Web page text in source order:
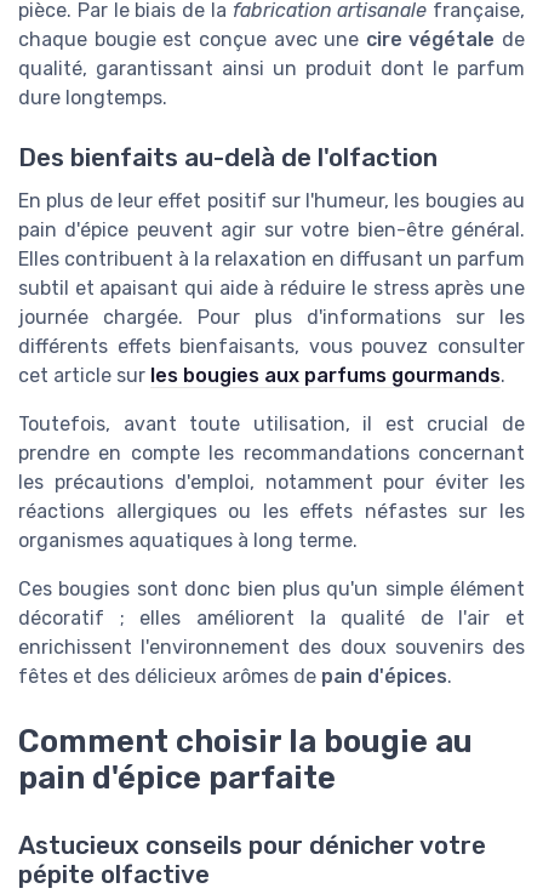
pièce. Par le biais de la fabrication artisanale française,
chaque bougie est conçue avec une cire végétale de
qualité, garantissant ainsi un produit dont le parfum
dure longtemps.
Des bienfaits au-delà de l'olfaction
En plus de leur effet positif sur l'humeur, les bougies au
pain d'épice peuvent agir sur votre bien-être général.
Elles contribuent à la relaxation en diffusant un parfum
subtil et apaisant qui aide à réduire le stress après une
journée chargée. Pour plus d'informations sur les
différents effets bienfaisants, vous pouvez consulter
cet article sur les bougies aux parfums gourmands.
Toutefois, avant toute utilisation, il est crucial de
prendre en compte les recommandations concernant
les précautions d'emploi, notamment pour éviter les
réactions allergiques ou les effets néfastes sur les
organismes aquatiques à long terme.
Ces bougies sont donc bien plus qu'un simple élément
décoratif ; elles améliorent la qualité de l'air et
enrichissent l'environnement des doux souvenirs des
fêtes et des délicieux arômes de pain d'épices.
Comment choisir la bougie au
pain d'épice parfaite
Astucieux conseils pour dénicher votre
pépite olfactive